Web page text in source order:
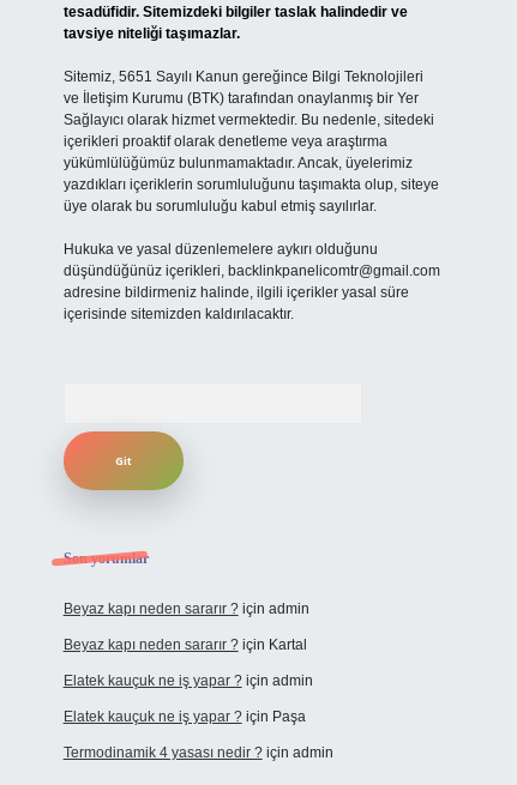
tesadüfidir. Sitemizdeki bilgiler taslak halindedir ve
tavsiye niteliği taşımazlar.
Sitemiz, 5651 Sayılı Kanun gereğince Bilgi Teknolojileri
ve İletişim Kurumu (BTK) tarafından onaylanmış bir Yer
Sağlayıcı olarak hizmet vermektedir. Bu nedenle, sitedeki
içerikleri proaktif olarak denetleme veya araştırma
yükümlülüğümüz bulunmamaktadır. Ancak, üyelerimiz
yazdıkları içeriklerin sorumluluğunu taşımakta olup, siteye
üye olarak bu sorumluluğu kabul etmiş sayılırlar.
Hukuka ve yasal düzenlemelere aykırı olduğunu
düşündüğünüz içerikleri, backlinkpanelicomtr@gmail.com
adresine bildirmeniz halinde, ilgili içerikler yasal süre
içerisinde sitemizden kaldırılacaktır.
Son yorumlar
Beyaz kapı neden sararır ?için admin
Beyaz kapı neden sararır ?için Kartal
Elatek kauçuk ne iş yapar ?için admin
Elatek kauçuk ne iş yapar ?için Paşa
Termodinamik 4 yasası nedir ?için admin